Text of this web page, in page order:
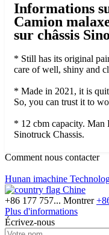
Informations
Camion
sur châssis
* Still has its original
care of well, shiny and
* Made in 2021, it is
So, you can trust it to
* 12 cbm capacity. Man
Sinotruck Chassis.
Comment nous contacter
Hunan imachine
Chine
+86 177 757... Montrer
Plus d'informations
Écrivez-nous